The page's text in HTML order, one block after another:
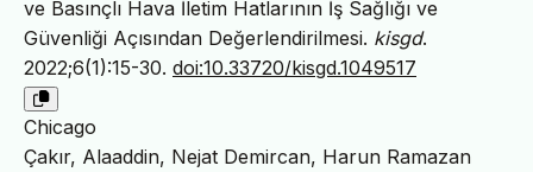
ve Basınçlı Hava İletim Hatlarının İş Sağlığı ve
Güvenliği Açısından Değerlendirilmesi. kisgd.
2022;6(1):15-30. doi:10.33720/kisgd.1049517
Chicago
Çakır, Alaaddin, Nejat Demircan, Harun Ramazan